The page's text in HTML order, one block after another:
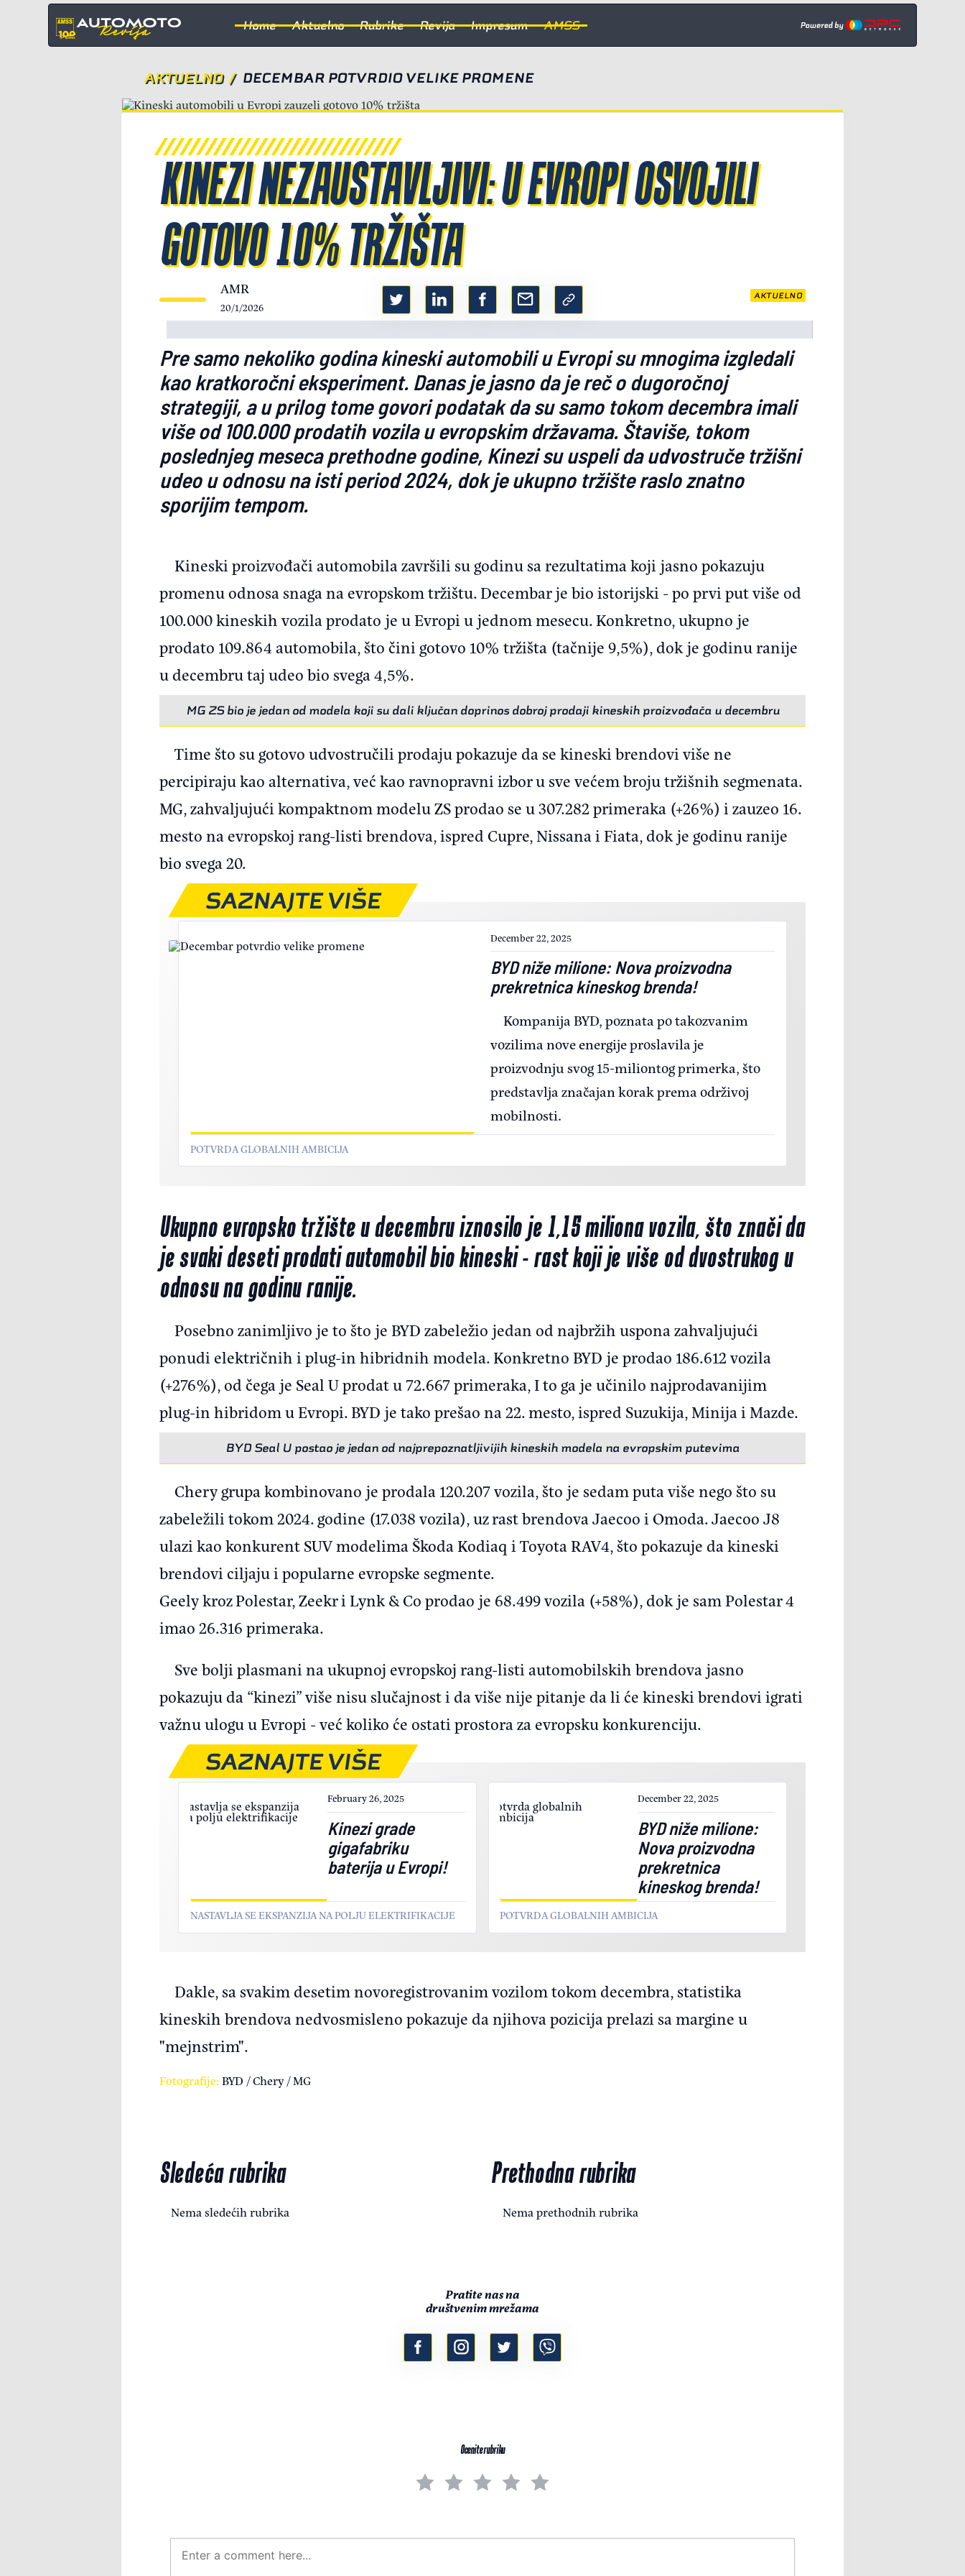
Home Aktuelno Rubrike Revija Impresum AMSS
AKTUELNO / DECEMBAR POTVRDIO VELIKE PROMENE
KINEZI NEZAUSTAVLJIVI: U EVROPI OSVOJILI
GOTOVO 10% TRŽIŠTA
AMR
20/1/2026
AKTUELNO
Pre samo nekoliko godina kineski automobili u Evropi su mnogima izgledali
kao kratkoročni eksperiment. Danas je jasno da je reč o dugoročnoj
strategiji, a u prilog tome govori podatak da su samo tokom decembra imali
više od 100.000 prodatih vozila u evropskim državama. Štaviše, tokom
poslednjeg meseca prethodne godine, Kinezi su uspeli da udvostruče tržišni
udeo u odnosu na isti period 2024, dok je ukupno tržište raslo znatno
sporijim tempom.
Kineski proizvođači automobila završili su godinu sa rezultatima koji jasno pokazuju
promenu odnosa snaga na evropskom tržištu. Decembar je bio istorijski - po prvi put više od
100.000 kineskih vozila prodato je u Evropi u jednom mesecu. Konkretno, ukupno je
prodato 109.864 automobila, što čini gotovo 10% tržišta (tačnije 9,5%), dok je godinu ranije
u decembru taj udeo bio svega 4,5%.
MG ZS bio je jedan od modela koji su dali ključan doprinos dobroj prodaji kineskih proizvođača u decembru
Time što su gotovo udvostručili prodaju pokazuje da se kineski brendovi više ne
percipiraju kao alternativa, već kao ravnopravni izbor u sve većem broju tržišnih segmenata.
MG, zahvaljujući kompaktnom modelu ZS prodao se u 307.282 primeraka (+26%) i zauzeo 16.
mesto na evropskoj rang-listi brendova, ispred Cupre, Nissana i Fiata, dok je godinu ranije
bio svega 20.
December 22, 2025
BYD niže milione: Nova proizvodna
prekretnica kineskog brenda!
Kompanija BYD, poznata po takozvanim
vozilima nove energije proslavila je
proizvodnju svog 15-miliontog primerka, što
predstavlja značajan korak prema održivoj
mobilnosti.
POTVRDA GLOBALNIH AMBICIJA
SAZNAJTE VIŠE
Ukupno evropsko tržište u decembru iznosilo je 1,15 miliona vozila, što znači da
je svaki deseti prodati automobil bio kineski - rast koji je više od dvostrukog u
odnosu na godinu ranije.
Posebno zanimljivo je to što je BYD zabeležio jedan od najbržih uspona zahvaljujući
ponudi električnih i plug-in hibridnih modela. Konkretno BYD je prodao 186.612 vozila
(+276%), od čega je Seal U prodat u 72.667 primeraka, I to ga je učinilo najprodavanijim
plug-in hibridom u Evropi. BYD je tako prešao na 22. mesto, ispred Suzukija, Minija i Mazde.
BYD Seal U postao je jedan od najprepoznatljivijih kineskih modela na evropskim putevima
Chery grupa kombinovano je prodala 120.207 vozila, što je sedam puta više nego što su
zabeležili tokom 2024. godine (17.038 vozila), uz rast brendova Jaecoo i Omoda. Jaecoo J8
ulazi kao konkurent SUV modelima Škoda Kodiaq i Toyota RAV4, što pokazuje da kineski
brendovi ciljaju i popularne evropske segmente.
Geely kroz Polestar, Zeekr i Lynk & Co prodao je 68.499 vozila (+58%), dok je sam Polestar 4
imao 26.316 primeraka.
Sve bolji plasmani na ukupnoj evropskoj rang-listi automobilskih brendova jasno
pokazuju da “kinezi” više nisu slučajnost i da više nije pitanje da li će kineski brendovi igrati
važnu ulogu u Evropi - već koliko će ostati prostora za evropsku konkurenciju.
February 26, 2025
Kinezi grade
gigafabriku
baterija u Evropi!
NASTAVLJA SE EKSPANZIJA NA POLJU ELEKTRIFIKACIJE
December 22, 2025
BYD niže milione:
Nova proizvodna
prekretnica
kineskog brenda!
POTVRDA GLOBALNIH AMBICIJA
SAZNAJTE VIŠE
Dakle, sa svakim desetim novoregistrovanim vozilom tokom decembra, statistika
kineskih brendova nedvosmisleno pokazuje da njihova pozicija prelazi sa margine u
"mejnstrim".
Fotografije:BYD / Chery / MG
Sledeća rubrika
Nema sledećih rubrika
Prethodna rubrika
Nema prethodnih rubrika
Pratite nas na
društvenim mrežama
Ocenite rubriku